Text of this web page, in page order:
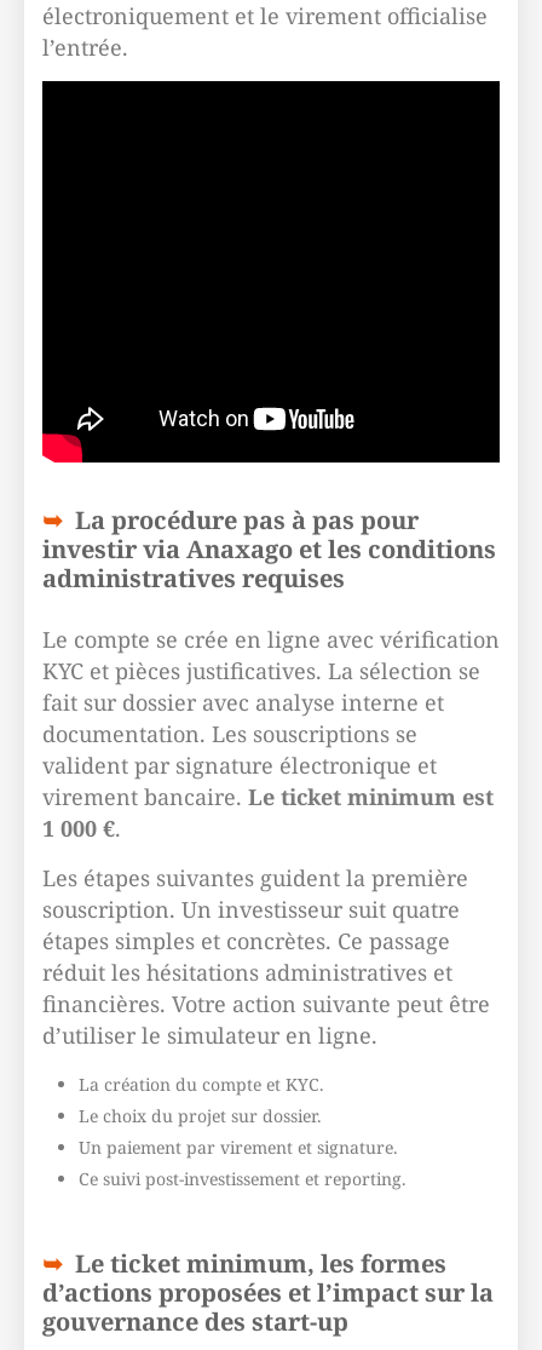
électroniquement et le virement officialise
l’entrée.
La procédure pas à pas pour
investir via Anaxago et les conditions
administratives requises
Le compte se crée en ligne avec vérification
KYC et pièces justificatives. La sélection se
fait sur dossier avec analyse interne et
documentation. Les souscriptions se
valident par signature électronique et
virement bancaire. Le ticket minimum est
1 000 €.
Les étapes suivantes guident la première
souscription. Un investisseur suit quatre
étapes simples et concrètes. Ce passage
réduit les hésitations administratives et
financières. Votre action suivante peut être
d’utiliser le simulateur en ligne.
La création du compte et KYC.
Le choix du projet sur dossier.
Un paiement par virement et signature.
Ce suivi post-investissement et reporting.
Le ticket minimum, les formes
d’actions proposées et l’impact sur la
gouvernance des start-up